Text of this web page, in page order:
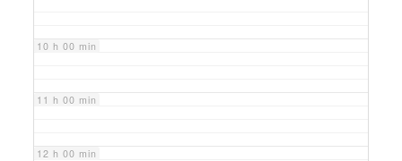
10 h 00 min
11 h 00 min
12 h 00 min